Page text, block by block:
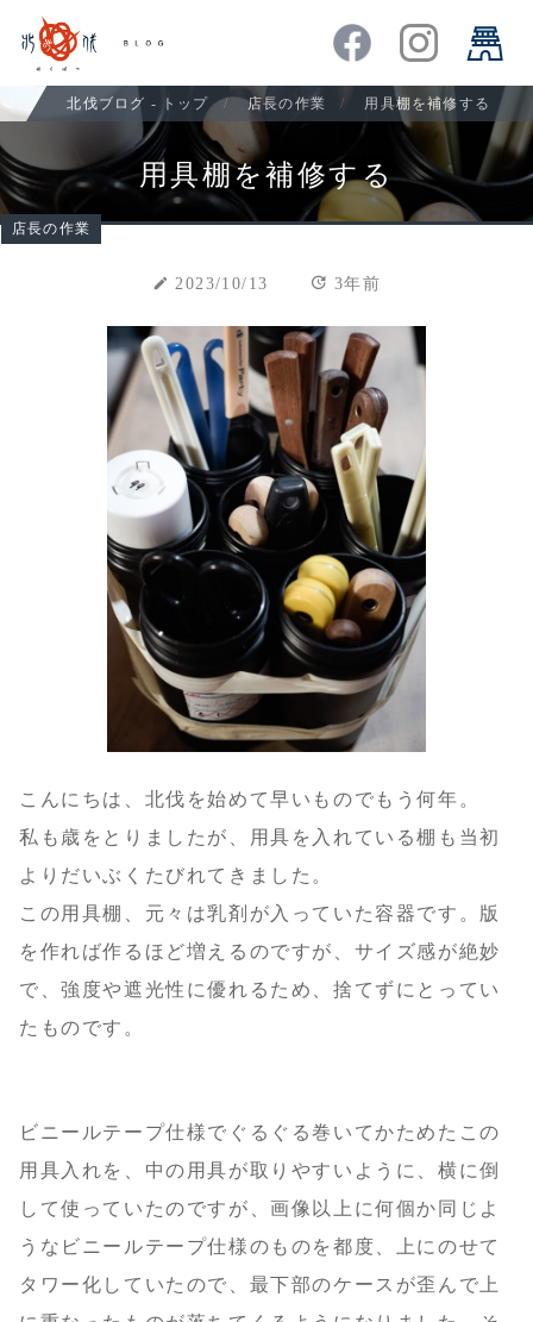
北伐ブログ - トップ 店長の作業 用具棚を補修する
用具棚を補修する
店長の作業
create 2023/10/13 update 3年前
こんにちは、北伐を始めて早いものでもう何年。
私も歳をとりましたが、用具を入れている棚も当初
よりだいぶくたびれてきました。
この用具棚、元々は乳剤が入っていた容器です。版
を作れば作るほど増えるのですが、サイズ感が絶妙
で、強度や遮光性に優れるため、捨てずにとってい
たものです。
ビニールテープ仕様でぐるぐる巻いてかためたこの
用具入れを、中の用具が取りやすいように、横に倒
して使っていたのですが、画像以上に何個か同じよ
うなビニールテープ仕様のものを都度、上にのせて
タワー化していたので、最下部のケースが歪んで上